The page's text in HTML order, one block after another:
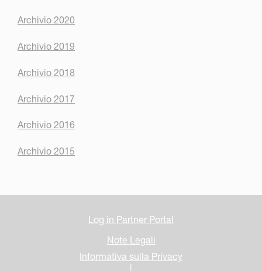
Archivio 2020
Archivio 2019
Archivio 2018
Archivio 2017
Archivio 2016
Archivio 2015
Log in Partner Portal
Note Legali
Informativa sulla Privacy
|